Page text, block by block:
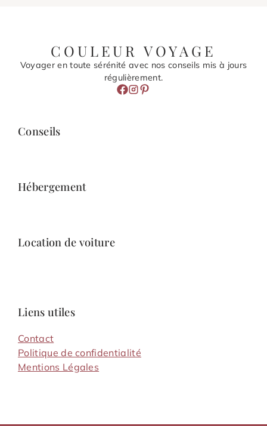
COULEUR VOYAGE
Voyager en toute sérénité avec nos conseils mis à jours
régulièrement.
Conseils
Hébergement
Location de voiture
Liens utiles
Contact
Politique de confidentialité
Mentions Légales